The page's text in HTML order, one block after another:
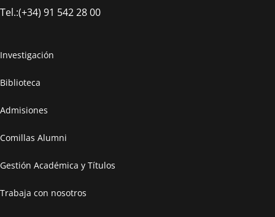
Tel.:(+34) 91 542 28 00
Investigación
Biblioteca
Admisiones
Comillas Alumni
Gestión Académica y Títulos
Trabaja con nosotros